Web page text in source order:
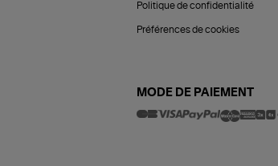
Politique de confidentialité
Préférences de cookies
MODE DE PAIEMENT